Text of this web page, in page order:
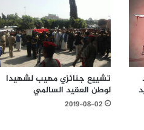
تشييع جنائزي مهيب لشهيدا
لوطن العقيد السالمي
2019-08-02